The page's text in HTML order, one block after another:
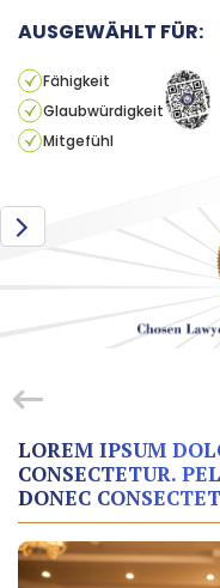
AUSGEWÄHLT FÜR:
Fähigkeit
Glaubwürdigkeit
Mitgefühl
LOREM IPSUM
CONSECTETUR.
DONEC